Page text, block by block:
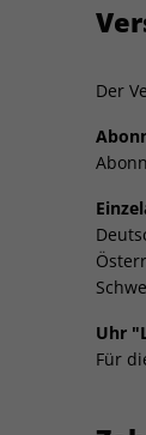
Der
Uhr
Für